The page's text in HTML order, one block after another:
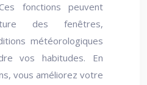
fonctions peuvent
des fenêtres,
météorologiques
vos habitudes. En
vous améliorez votre